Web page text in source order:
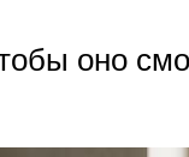
оно